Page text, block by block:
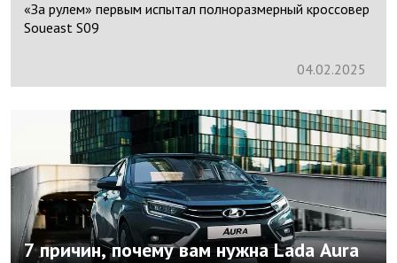
«За рулем» первым испытал полноразмерный кроссовер
Soueast S09
04.02.2025
7 причин, почему вам нужна Lada Aura